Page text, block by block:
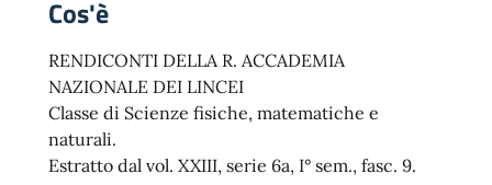
Cos'è
RENDICONTI DELLA R. ACCADEMIA
NAZIONALE DEI LINCEI
Classe di Scienze fisiche, matematiche e
naturali.
Estratto dal vol. XXIII, serie 6a, I° sem., fasc. 9.